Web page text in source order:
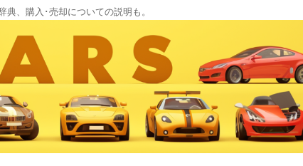
典、購入･売却についての説明も。